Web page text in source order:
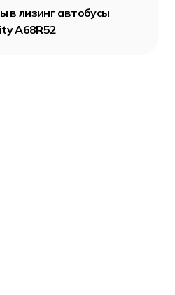
в лизинг автобусы
A68R52